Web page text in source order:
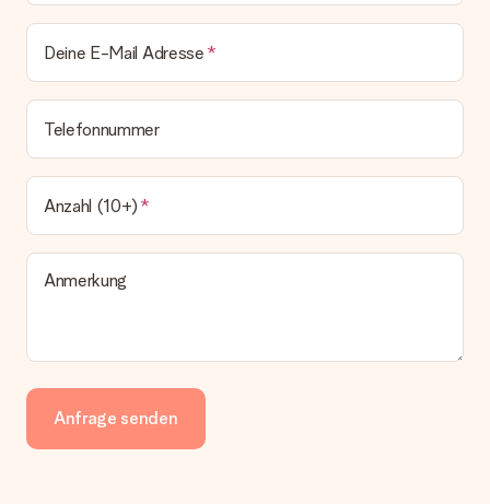
Deine E-Mail Adresse
Telefonnummer
Anzahl (10+)
Anmerkung
Anfrage senden